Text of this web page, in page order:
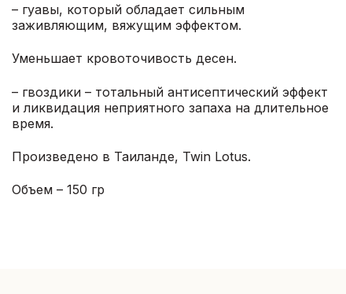
– гуавы, который обладает сильным
заживляющим, вяжущим эффектом.
Уменьшает кровоточивость десен.
– гвоздики – тотальный антисептический эффект
и ликвидация неприятного запаха на длительное
время.
Произведено в Таиланде, Twin Lotus.
Объем – 150 гр